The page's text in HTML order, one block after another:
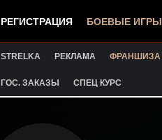
РЕГИСТРАЦИЯ БОЕВЫЕ ИГРЫ
STRELKA РЕКЛАМА ФРАНШИЗА
ГОС. ЗАКАЗЫ СПЕЦ КУРС